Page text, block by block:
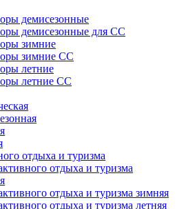
демисезонные
демисезонные для СС
зимние
зимние СС
летние
летние СС
отдыха и туризма
отдыха и туризма
отдыха и туризма зимняя
отдыха и туризма летняя